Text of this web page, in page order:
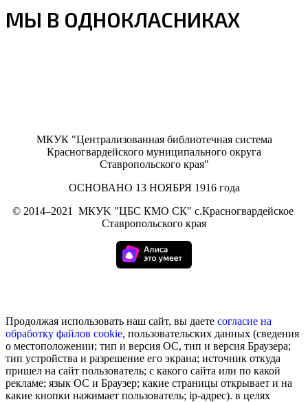
МЫ В ОДНОКЛАСНИКАХ
МКУК "Централизованная библиотечная система
Красногвардейского муниципального округа
Ставропольского края"
ОСНОВАНО 13 НОЯБРЯ 1916 года
© 2014–2021
МКУK "ЦБС КМО СК" с.Красногвардейское
Ставропольского края
Продолжая использовать наш сайт, вы даете согласие на
обработку файлов cookie, пользовательских данных (сведения
о местоположении; тип и версия ОС, тип и версия Браузера;
тип устройства и разрешение его экрана; источник откуда
пришел на сайт пользователь; с какого сайта или по какой
рекламе; язык ОС и Браузер; какие страницы открывает и на
какие кнопки нажимает пользователь; ip-адрес). в целях